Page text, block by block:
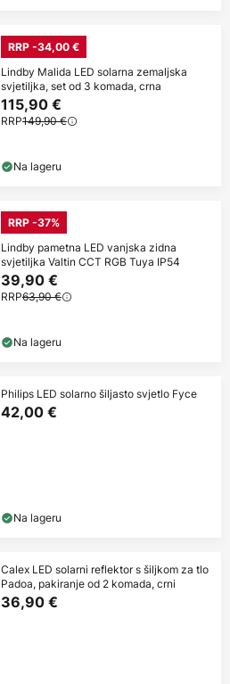
RRP -34,00 €
Lindby Malida LED solarna zemaljska
svjetiljka, set od 3 komada, crna
115,90 €
RRP149,90 €
Na lageru
RRP -37%
Lindby pametna LED vanjska zidna
svjetiljka Valtin CCT RGB Tuya IP54
39,90 €
RRP63,90 €
Na lageru
Philips LED solarno šiljasto svjetlo Fyce
42,00 €
Na lageru
Calex LED solarni reflektor s šiljkom za tlo
Padoa, pakiranje od 2 komada, crni
36,90 €